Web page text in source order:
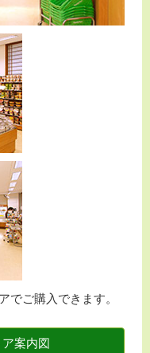
でご購入できます。
案内図